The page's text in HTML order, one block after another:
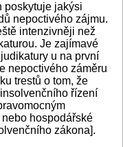
poskytuje jakýsi
nepoctivého zájmu.
intenzivněji než
Je zajímavé
u na první
nepoctivého záměru
trestů o tom, že
řízení
hospodářské
zákona].